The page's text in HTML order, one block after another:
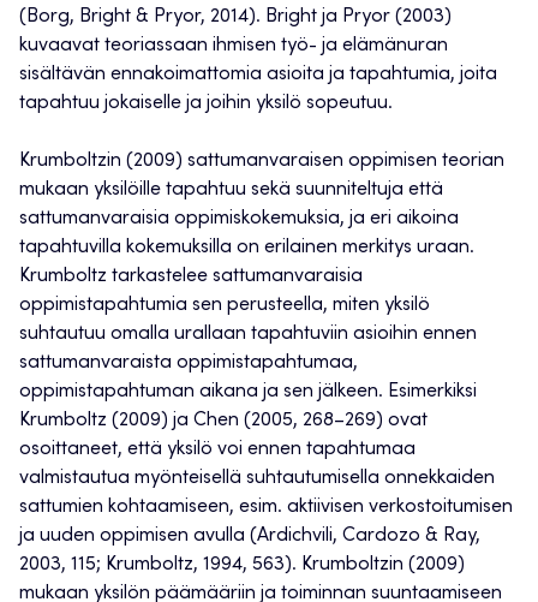
(Borg, Bright & Pryor, 2014). Bright ja Pryor (2003)
kuvaavat teoriassaan ihmisen työ- ja elämänuran
sisältävän ennakoimattomia asioita ja tapahtumia, joita
tapahtuu jokaiselle ja joihin yksilö sopeutuu.
Krumboltzin (2009) sattumanvaraisen oppimisen teorian
mukaan yksilöille tapahtuu sekä suunniteltuja että
sattumanvaraisia oppimiskokemuksia, ja eri aikoina
tapahtuvilla kokemuksilla on erilainen merkitys uraan.
Krumboltz tarkastelee sattumanvaraisia
oppimistapahtumia sen perusteella, miten yksilö
suhtautuu omalla urallaan tapahtuviin asioihin ennen
sattumanvaraista oppimistapahtumaa,
oppimistapahtuman aikana ja sen jälkeen. Esimerkiksi
Krumboltz (2009) ja Chen (2005, 268–269) ovat
osoittaneet, että yksilö voi ennen tapahtumaa
valmistautua myönteisellä suhtautumisella onnekkaiden
sattumien kohtaamiseen, esim. aktiivisen verkostoitumisen
ja uuden oppimisen avulla (Ardichvili, Cardozo & Ray,
2003, 115; Krumboltz, 1994, 563). Krumboltzin (2009)
mukaan yksilön päämääriin ja toiminnan suuntaamiseen